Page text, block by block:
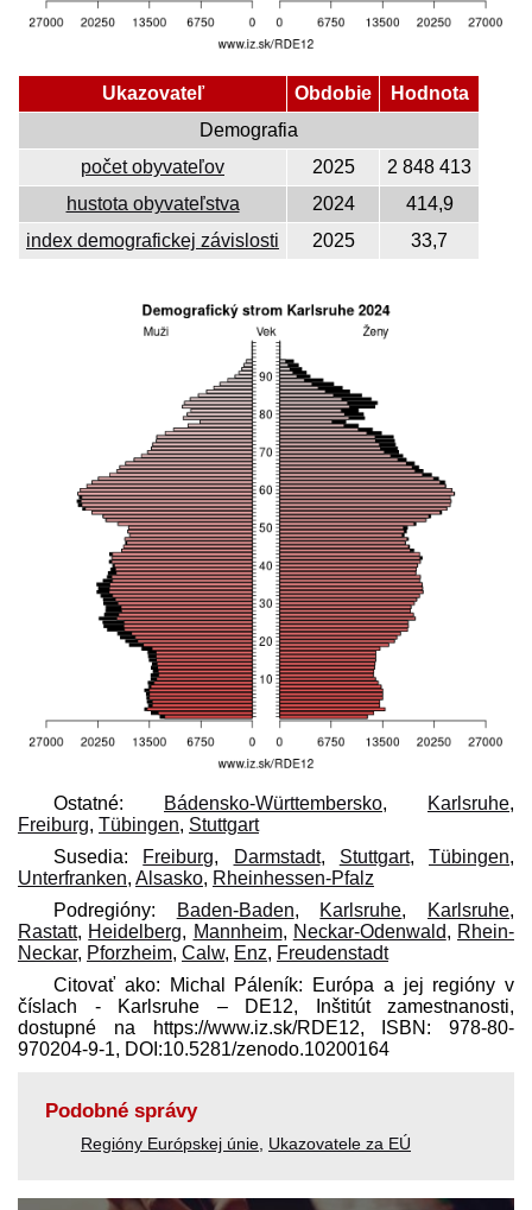
Ukazovateľ Obdobie
Hodnota
Demografia
počet obyvateľov
2025
2 848 413
hustota obyvateľstva
2024
414,9
index demografickej závislosti
2025 33,7
Ostatné: Bádensko-Württembersko, Karlsruhe,
Freiburg, Tübingen, Stuttgart
Susedia:
Freiburg, Darmstadt, Stuttgart, Tübingen,
Unterfranken, Alsasko, Rheinhessen-Pfalz
Podregióny:
Baden-Baden, Karlsruhe, Karlsruhe,
Rastatt, Heidelberg, Mannheim, Neckar-Odenwald, Rhein-
Neckar, Pforzheim, Calw, Enz, Freudenstadt
Citovať ako: Michal Páleník: Európa a jej regióny v
číslach - Karlsruhe – DE12, Inštitút zamestnanosti,
dostupné na https://www.iz.sk/​RDE12, ISBN: 978-80-
970204-9-1, DOI:10.5281/zenodo.10200164
Podobné správy
Regióny Európskej únie Ukazovatele za EÚ